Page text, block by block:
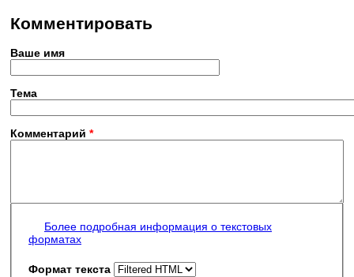
Комментировать
Ваше имя
Тема
Комментарий *
Более подробная информация о текстовых
форматах
Формат текста